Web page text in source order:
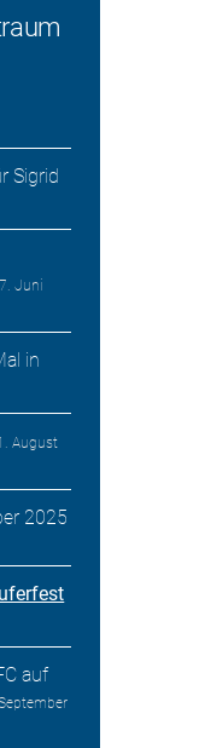
Sigrid
Juni
in
August
2025
auf